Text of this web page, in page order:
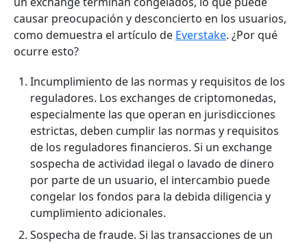
causar preocupación y desconcierto en los usuarios,
como demuestra el artículo de Everstake. ¿Por qué
ocurre esto?
Incumplimiento de las normas y requisitos de los
reguladores. Los exchanges de criptomonedas,
especialmente las que operan en jurisdicciones
estrictas, deben cumplir las normas y requisitos
de los reguladores financieros. Si un exchange
sospecha de actividad ilegal o lavado de dinero
por parte de un usuario, el intercambio puede
congelar los fondos para la debida diligencia y
cumplimiento adicionales.
Sospecha de fraude. Si las transacciones de un